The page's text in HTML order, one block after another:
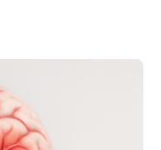
in
– unter